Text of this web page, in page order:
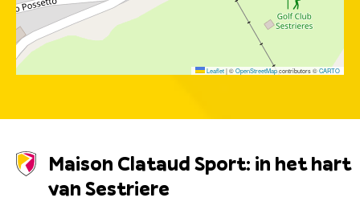
Leaflet|©OpenStreetMapcontributors ©CARTO
Maison Clataud Sport: in het hart
van Sestriere